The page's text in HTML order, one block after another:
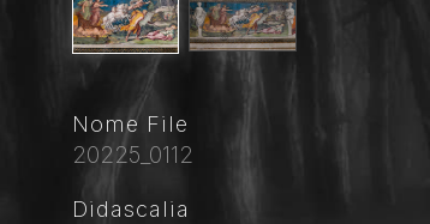
Nome File
20225_0112
Didascalia